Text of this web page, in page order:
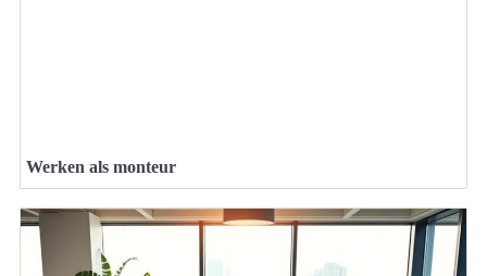
Werken als monteur